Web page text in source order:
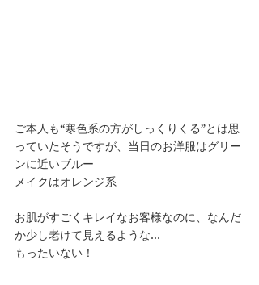
ご本人も“寒色系の方がしっくりくる”とは思
っていたそうですが、当日のお洋服はグリー
ンに近いブルー
メイクはオレンジ系
お肌がすごくキレイなお客様なのに、なんだ
か少し老けて見えるような…
もったいない！